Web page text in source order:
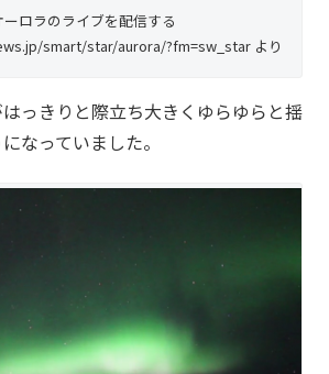
ーロラのライブを配信する
smart/star/aurora/?fm=sw_star より
っきりと際立ち大きくゆらゆらと揺
なっていました。